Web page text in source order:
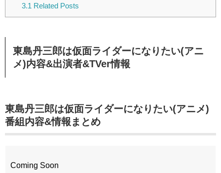
3.1 Related Posts
東島丹三郎は仮面ライダーになりたい(アニ
メ)内容&出演者&TVer情報
東島丹三郎は仮面ライダーになりたい(アニメ)
番組内容&情報まとめ
Coming Soon